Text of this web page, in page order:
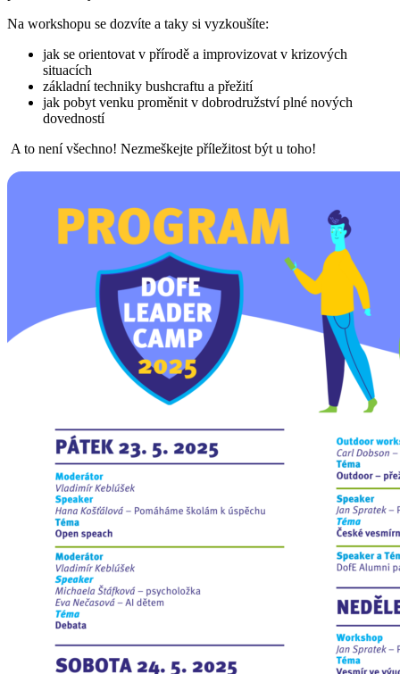
Na workshopu se dozvíte a taky si vyzkoušíte:
jak se orientovat v přírodě a improvizovat v krizových
situacích
základní techniky bushcraftu a přežití
jak pobyt venku proměnit v dobrodružství plné nových
dovedností
A to není všechno! Nezmeškejte příležitost být u toho!